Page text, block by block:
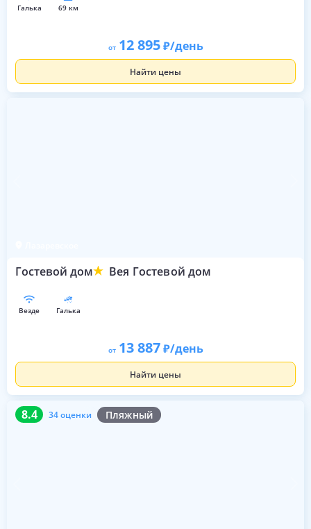
галька 69 км
от 12 895 /день
Найти цены
Гостевой дом Вея Гостевой дом
везде галька
от 13 887 /день
Найти цены
8.4 34 оценки Пляжный
8.4 34 оценки